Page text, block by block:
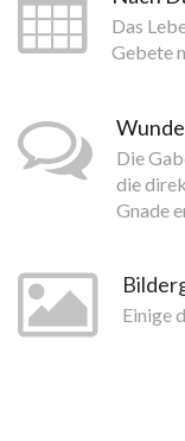
Das
Gebete
Die
die
Gnade
Einige